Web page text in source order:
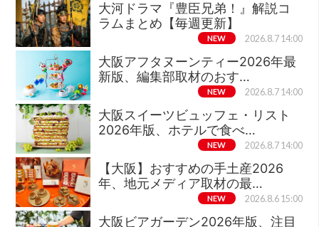
大河ドラマ『豊臣兄弟！』解説コ
ラムまとめ【毎週更新】
NEW 2026.8.7 14:00
大阪アフタヌーンティー2026年最
新版、編集部取材のおす…
NEW 2026.8.7 14:00
大阪スイーツビュッフェ・リスト
2026年版、ホテルで食べ…
NEW 2026.8.7 14:00
【大阪】おすすめの手土産2026
年、地元メディア取材の最…
NEW 2026.8.6 15:00
大阪ビアガーデン2026年版、注目